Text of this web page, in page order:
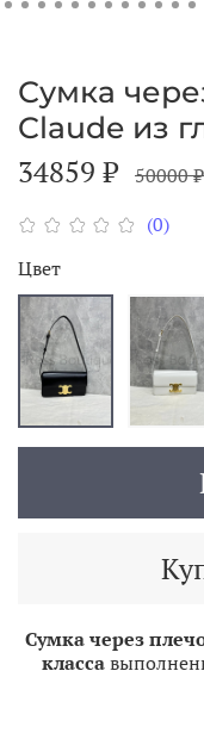
(0)
Сумка
Claude из
34859 ₽ 50000 ₽
Цвет
Сумка через
класса